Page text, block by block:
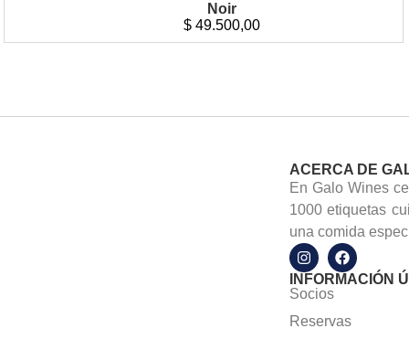
Noir
$ 49.500,00
ACERCA DE
En Galo Wines
1000 etiquetas
una comida
INFORMACIÓN
Socios
Reservas